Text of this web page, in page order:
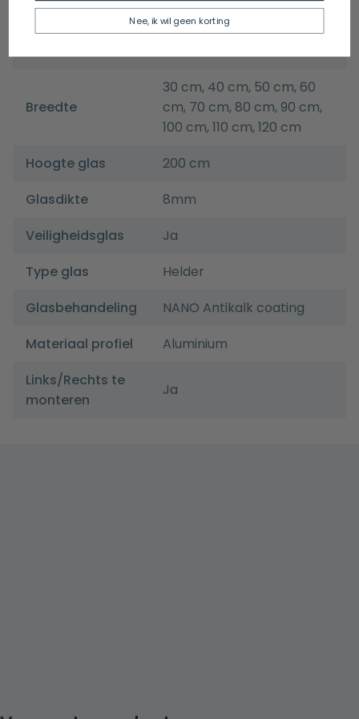
Garantie
5 jaar
Breedte
30 cm, 40 cm, 50 cm, 60
cm, 70 cm, 80 cm, 90 cm,
100 cm, 110 cm, 120 cm
Hoogte glas
200 cm
Glasdikte
8mm
Veiligheidsglas
Ja
Type glas
Helder
Glasbehandeling
NANO Antikalk coating
Materiaal profiel
Aluminium
Links/Rechts te
monteren
Ja
Nee, ik wil geen korting